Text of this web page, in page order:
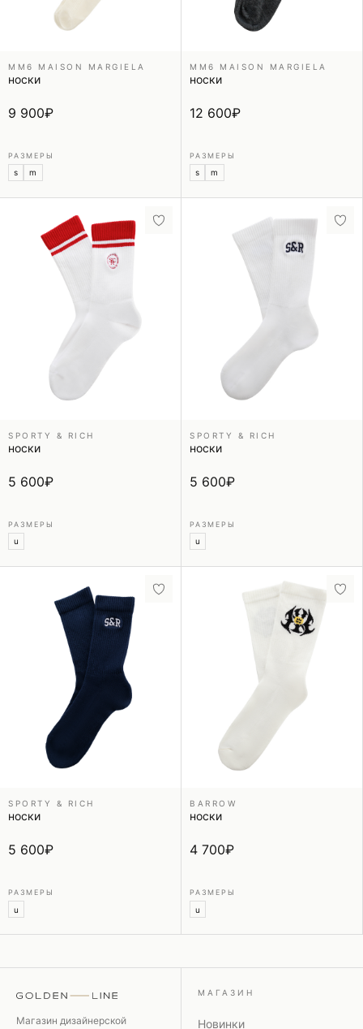
MM6 MAISON MARGIELA
носки
9 900₽
РАЗМЕРЫ
s m
MM6 MAISON MARGIELA
носки
12 600₽
РАЗМЕРЫ
s m
SPORTY & RICH
носки
5 600₽
РАЗМЕРЫ
u
SPORTY & RICH
носки
5 600₽
РАЗМЕРЫ
u
SPORTY & RICH
носки
5 600₽
РАЗМЕРЫ
u
BARROW
носки
4 700₽
РАЗМЕРЫ
u
Магазин дизайнерской
МАГАЗИН
Новинки